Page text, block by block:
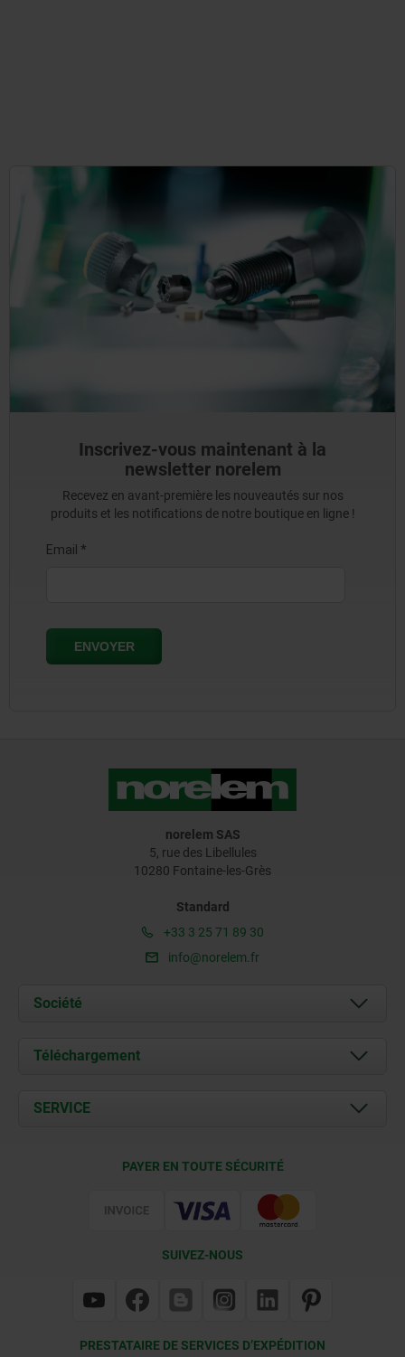
Inscrivez-vous maintenant à la
newsletter norelem
Recevez en avant-première les nouveautés sur nos
produits et les notifications de notre boutique en ligne !
norelem SAS
5, rue des Libellules
10280 Fontaine-les-Grès
Standard
+33 3 25 71 89 30
info@norelem.fr
Société
À propos de nous
Contact
Téléchargement
Documents
SERVICE
PAYER EN TOUTE SÉCURITÉ
SUIVEZ-NOUS
PRESTATAIRE DE SERVICES D’EXPÉDITION